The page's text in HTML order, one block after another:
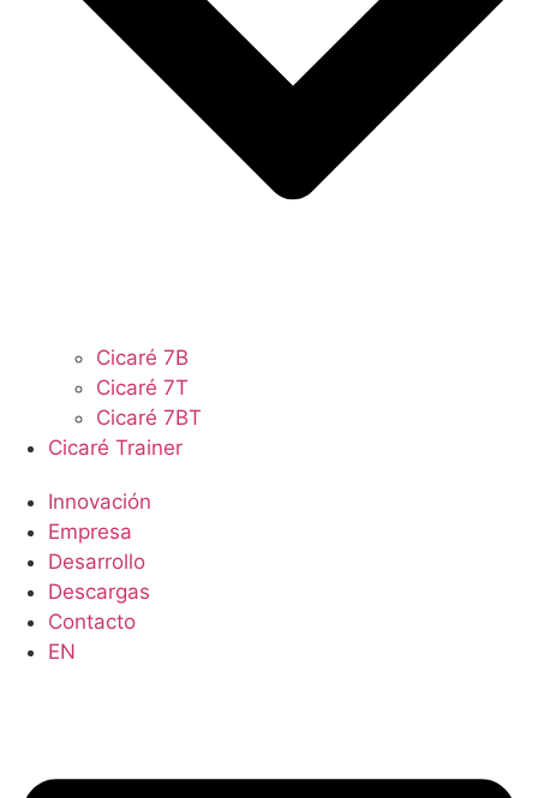
Cicaré 7B
Cicaré 7T
Cicaré 7BT
Cicaré Trainer
Innovación
Empresa
Desarrollo
Descargas
Contacto
EN